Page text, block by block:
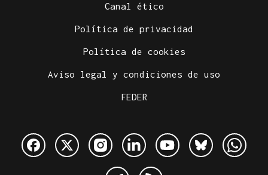
Canal ético
Política de privacidad
Política de cookies
Aviso legal y condiciones de uso
FEDER